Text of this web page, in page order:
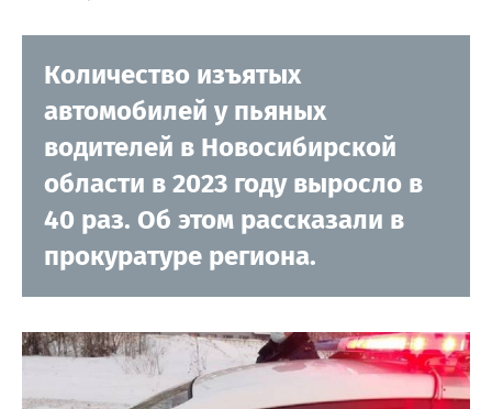
Количество изъятых
автомобилей у пьяных
водителей в Новосибирской
области в 2023 году выросло в
40 раз. Об этом рассказали в
прокуратуре региона.